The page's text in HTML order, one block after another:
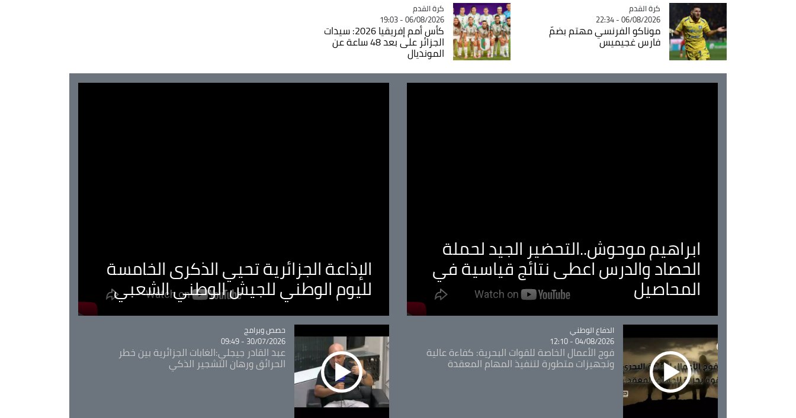
Catégorie
كرة القدم
06/08/2026 - 22:34
موناكو الفرنسي مهتم بضمّ
فارس غجيميس
Catégorie
كرة القدم
06/08/2026 - 19:03
كأس أمم إفريقيا 2026: سيدات
الجزائر على بعد 48 ساعة عن
المونديال
ابراهيم موحوش..التحضير الجيد لحملة
الحصاد والدرس اعطى نتائج قياسية في
المحاصيل
الإذاعة الجزائرية تحيي الذكرى الخامسة
لليوم الوطني للجيش الوطني الشعبي
Catégorie
الدفاع الوطني
04/08/2026 - 12:10
فوج الأعمال الخاصة للقوات البحرية: كفاءة عالية
وتجهيزات متطورة لتنفيذ المهام المعقدة
Catégorie
حصص وبرامج
30/07/2026 - 09:49
عبد القادر جيجلي:الغابات الجزائرية بين خطر
الحرائق ورهان التشجير الذكي